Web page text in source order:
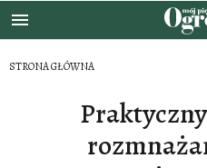
STRONA GŁÓWNA